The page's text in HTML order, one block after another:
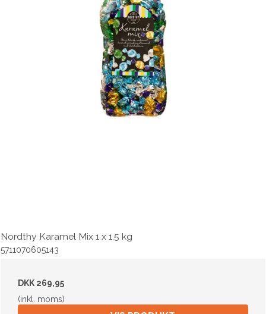
Nordthy Karamel Mix 1 x 1,5 kg
5711070605143
DKK 269,95
(inkl. moms)